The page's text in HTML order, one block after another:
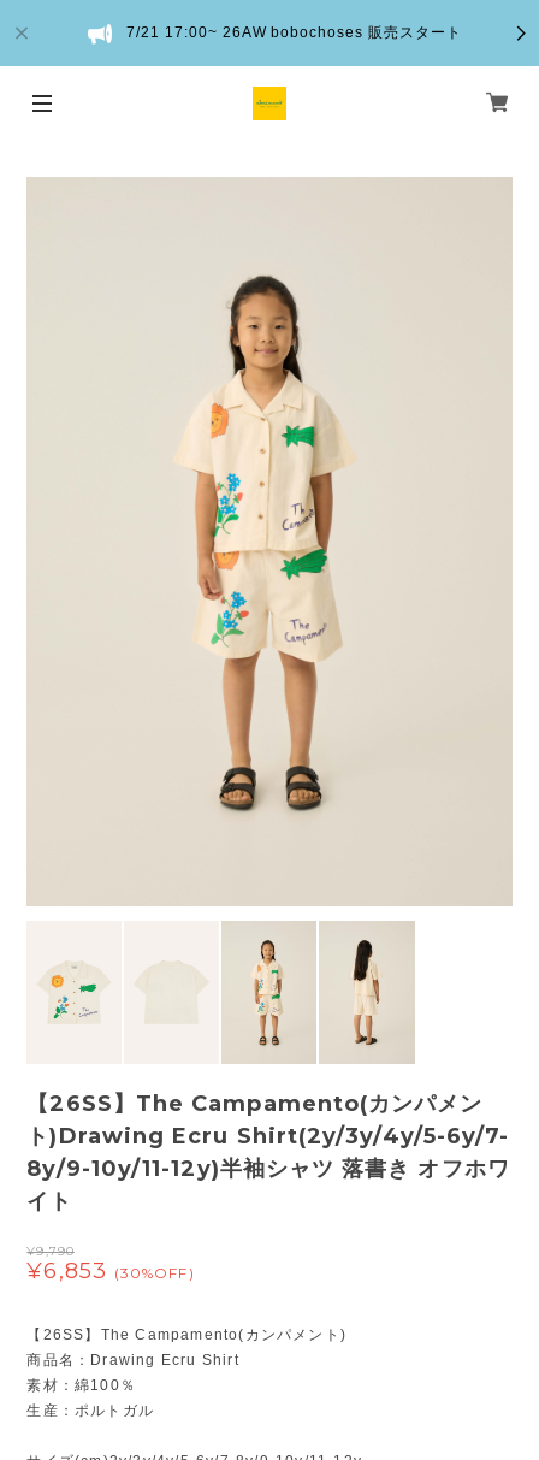
7/21 17:00~ 26AW bobochoses 販売スタート
【26SS】The Campamento(カンパメン
ト)Drawing Ecru Shirt(2y/3y/4y/5-6y/7-
8y/9-10y/11-12y)半袖シャツ 落書き オフホワ
イト
¥9,790
¥6,853 (30%OFF)
【26SS】The Campamento(カンパメント)
商品名：Drawing Ecru Shirt
素材：綿100％
生産：ポルトガル